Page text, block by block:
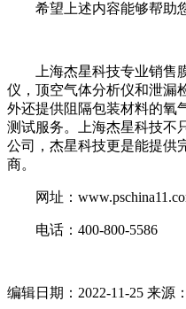
希望上述内容能够帮助您
上海杰星科技专业销售膜
仪，顶空气体分析仪和泄漏
外还提供阻隔包装材料的氧
测试服务。上海杰星科技不
公司，杰星科技更是能提供
商。
网址：
电话：400-800-5586
编辑日期：2022-11-25 来源